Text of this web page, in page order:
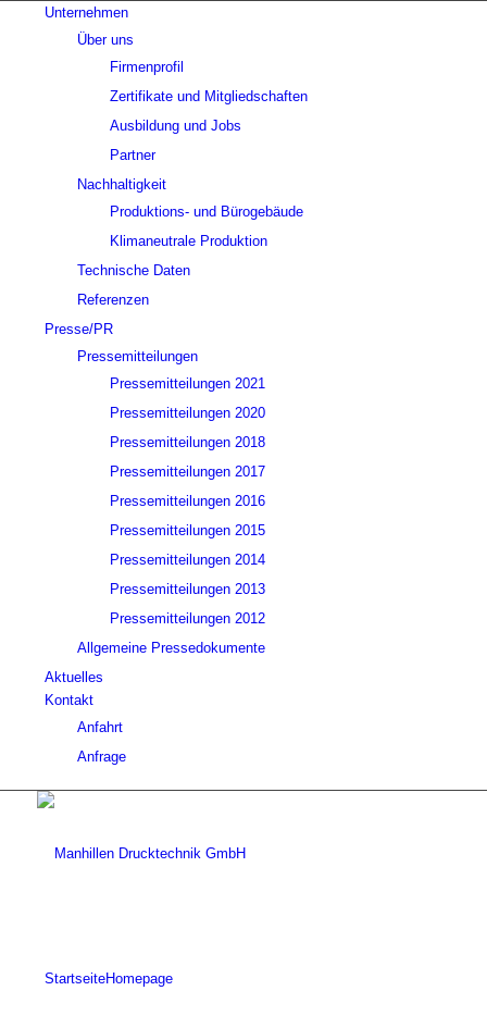
Unternehmen
Über uns
Firmenprofil
Zertifikate und Mitgliedschaften
Ausbildung und Jobs
Partner
Nachhaltigkeit
Produktions- und Bürogebäude
Klimaneutrale Produktion
Technische Daten
Referenzen
Presse/PR
Pressemitteilungen
Pressemitteilungen 2021
Pressemitteilungen 2020
Pressemitteilungen 2018
Pressemitteilungen 2017
Pressemitteilungen 2016
Pressemitteilungen 2015
Pressemitteilungen 2014
Pressemitteilungen 2013
Pressemitteilungen 2012
Allgemeine Pressedokumente
Aktuelles
Kontakt
Anfahrt
Anfrage
StartseiteHomepage